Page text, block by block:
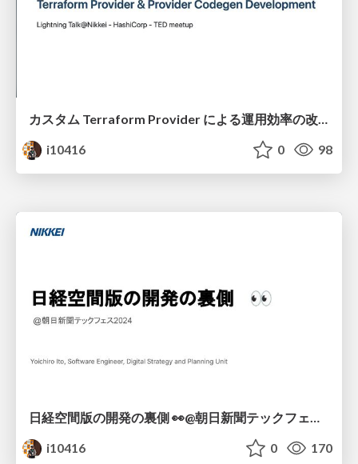
カスタム Terraform Provider による運用効率の改善と Terraform Provider のコード生成ツールの開発
i10416
0 98
i10416
0 170